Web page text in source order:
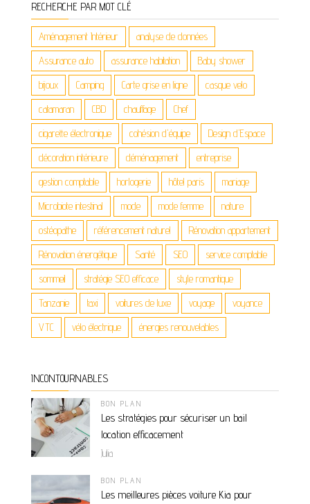
RECHERCHE PAR MOT CLÉ
Aménagement Intérieur analyse de données
Assurance auto assurance habitation Baby shower
bijoux Camping Carte grise en ligne casque velo
catamaran CBD chauffage Chef
cigarette électronique cohésion d'équipe Design d'Espace
décoration intérieure déménagement entreprise
gestion comptable horlogerie hôtel paris mariage
Microbiote intestinal mode mode femme nature
ostéopathe référencement naturel Rénovation appartement
Rénovation énergétique Santé SEO service comptable
sommeil stratégie SEO efficace style romantique
Tanzanie taxi voitures de luxe voyage voyance
VTC vélo électrique énergies renouvelables
INCONTOURNABLES
BON PLAN
Les stratégies pour sécuriser un bail
location efficacement
Julia
BON PLAN
Les meilleures pièces voiture Kia pour